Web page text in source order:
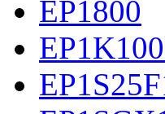
EP1800